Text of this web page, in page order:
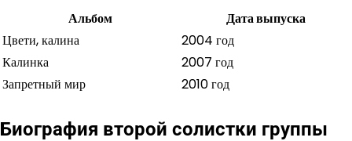
Альбом
Дата выпуска
Цвети, калина
2004 год
Калинка
2007 год
Запретный мир
2010 год
Биография второй солистки группы